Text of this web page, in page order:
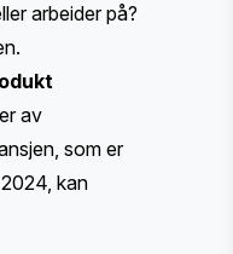
arbeider på?
av
som er
kan